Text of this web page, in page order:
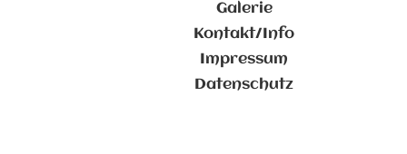
Galerie
Kontakt/Info
Impressum
Datenschutz